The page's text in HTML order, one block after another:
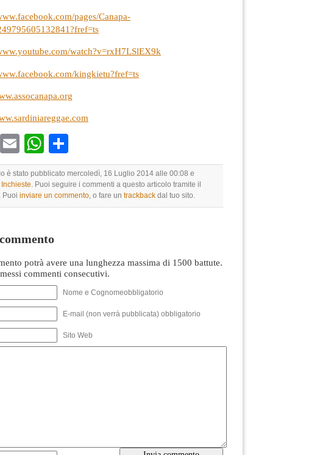
pages/Canapa-
watch?v=rxH7LSlEX9k
kingkietu?fref=ts
TwitterEmailWhatsApp
è stato pubblicato mercoledì, 16 Luglio 2014 alle 00:08 e
Inchieste. Puoi seguire i commenti a questo articolo tramite il
. Puoi inviare un commento, o fare un trackback dal tuo sito.
potrà avere una lunghezza massima di 1500 battute.
commenti consecutivi.
Nome e Cognomeobbligatorio
E-mail (non verrà pubblicata) obbligatorio
Sito Web